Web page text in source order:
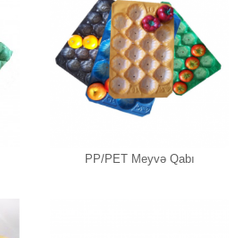
PP/PET Meyvə Qabı